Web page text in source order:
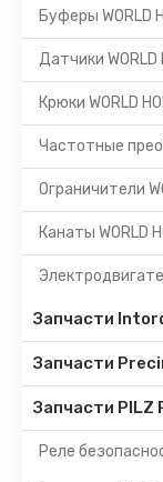
Буферы WORLD
Датчики WORLD
Крюки WORLD
Частотные
Ограничители
Канаты WORLD
Запчасти
Запчасти
Запчасти PILZ
Реле